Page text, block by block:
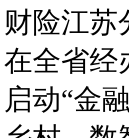
财险江苏
在全省经
启动“金